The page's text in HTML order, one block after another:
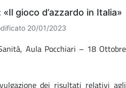
gioco d’azzardo in Italia»
20/01/2023
Aula Pocchiari – 18 Ottobre
dei risultati relativi agli